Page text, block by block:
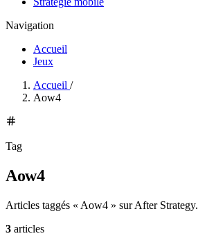
Navigation
Accueil
Jeux
Accueil /
Aow4
Tag
Aow4
Articles taggés « Aow4 » sur After Strategy.
3 articles